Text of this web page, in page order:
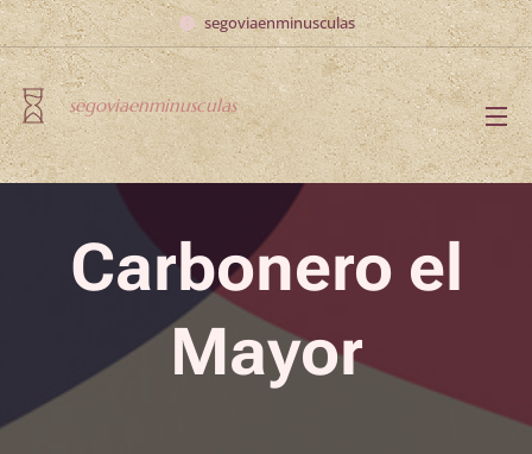
segoviaenminusculas
segoviaenminusculas
Carbonero el
Mayor